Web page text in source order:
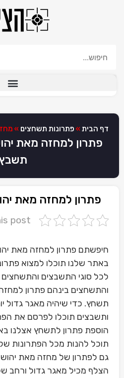
דף הבית » פתרונות תשחצים »
פתרון למחזה מאת
פתרון למחזה מאת
post
חיפשתם פתרון למחזה מאת
באתר שלנו תוכלו למצוא
לכל סוגי התשבצים
והתשחצים בינהם פתרון
תשחץ. כדי שיהיה מאגר גדול
ותשבצים תוכלו לפרסם את
הוספת פתרון לתשחץ אצלנו
תוכל להנות מכל הפתרונות
גם לפתרון של מחזה מאת
הצלף מכיל מאגר גדול ורחב